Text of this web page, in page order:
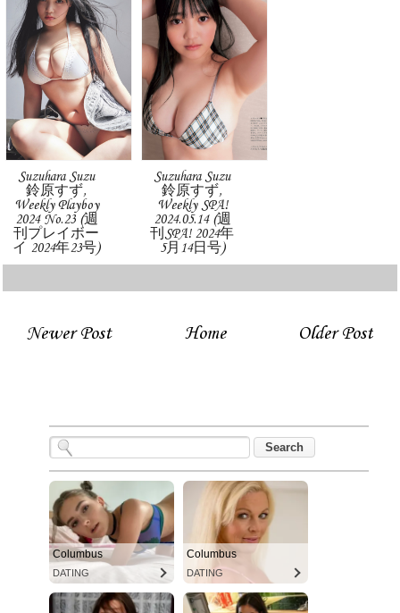
Suzuhara Suzu
鈴原すず,
Weekly Playboy
2024 No.23 (週
刊プレイボー
イ 2024年23号)
Suzuhara Suzu
鈴原すず,
Weekly SPA!
2024.05.14 (週
刊SPA! 2024年
5月14日号)
Newer Post Older Post
Home
Columbus
DATING
Columbus
DATING